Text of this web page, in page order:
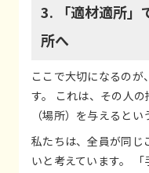
3. 「適材適所」
所へ
ここで大切になるのが
す。 これは、その人
（場所）を与えるとい
私たちは、全員が同じ
いと考えています。